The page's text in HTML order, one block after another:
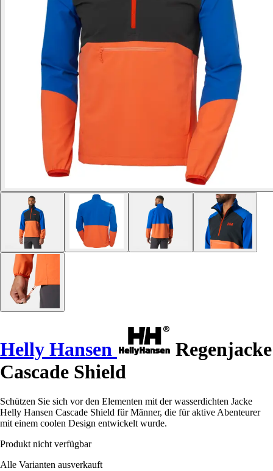
Helly Hansen
Regenjacke
Cascade Shield
Schützen Sie sich vor den Elementen mit der wasserdichten Jacke
Helly Hansen Cascade Shield für Männer, die für aktive Abenteurer
mit einem coolen Design entwickelt wurde.
Produkt nicht verfügbar
Alle Varianten ausverkauft